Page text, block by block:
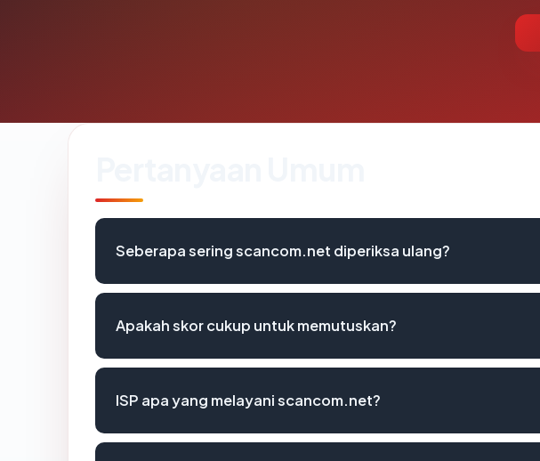
Seberapa sering scancom.net diperiksa ulang?
Apakah skor cukup untuk memutuskan?
ISP apa yang melayani scancom.net?